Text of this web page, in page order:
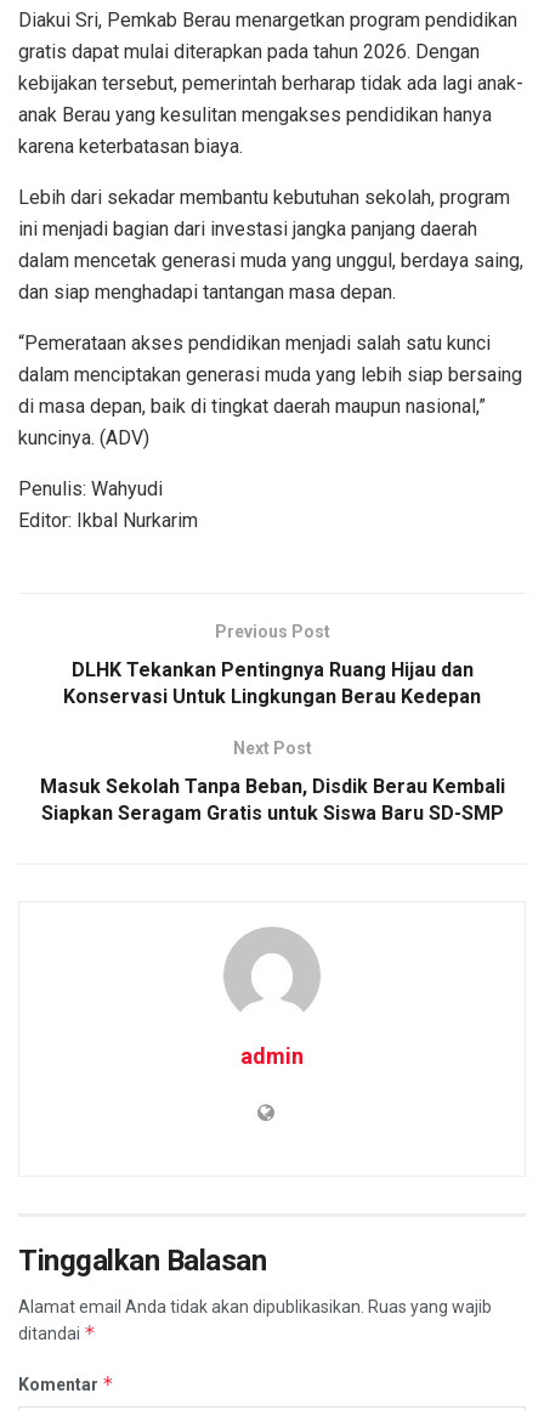
Diakui Sri, Pemkab Berau menargetkan program pendidikan
gratis dapat mulai diterapkan pada tahun 2026. Dengan
kebijakan tersebut, pemerintah berharap tidak ada lagi anak-
anak Berau yang kesulitan mengakses pendidikan hanya
karena keterbatasan biaya.
Lebih dari sekadar membantu kebutuhan sekolah, program
ini menjadi bagian dari investasi jangka panjang daerah
dalam mencetak generasi muda yang unggul, berdaya saing,
dan siap menghadapi tantangan masa depan.
“Pemerataan akses pendidikan menjadi salah satu kunci
dalam menciptakan generasi muda yang lebih siap bersaing
di masa depan, baik di tingkat daerah maupun nasional,”
kuncinya. (ADV)
Penulis: Wahyudi
Editor: Ikbal Nurkarim
Previous Post
DLHK Tekankan Pentingnya Ruang Hijau dan
Konservasi Untuk Lingkungan Berau Kedepan
Next Post
Masuk Sekolah Tanpa Beban, Disdik Berau Kembali
Siapkan Seragam Gratis untuk Siswa Baru SD-SMP
admin
Tinggalkan Balasan
Alamat email Anda tidak akan dipublikasikan. Ruas yang wajib
ditandai *
Komentar *